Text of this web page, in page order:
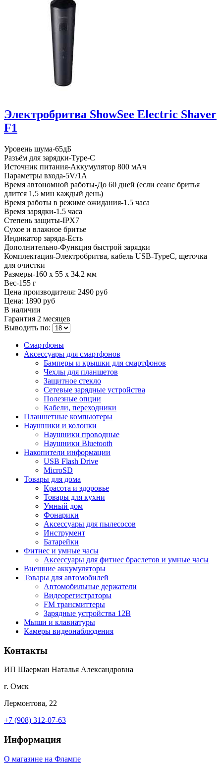
Электробритва ShowSee Electric Shaver
F1
Уровень шума-65дБ
Разъём для зарядки-Type-C
Источник питания-Аккумулятор 800 мАч
Параметры входа-5V/1A
Время автономной работы-До 60 дней (если сеанс бритья
длится 1,5 мин каждый день)
Время работы в режиме ожидания-1.5 часа
Время зарядки-1.5 часа
Степень защиты-IPX7
Сухое и влажное бритье
Индикатор заряда-Есть
Дополнительно-Функция быстрой зарядки
Комплектация-Электробритва, кабель USB-TypeC, щеточка
для очистки
Размеры-160 x 55 x 34.2 мм
Вес-155 г
Цена производителя: 2490 руб
Цена: 1890 руб
В наличии
Гарантия 2 месяцев
Выводить по:
Смартфоны
Аксессуары для смартфонов
Бамперы и крышки для смартфонов
Чехлы для планшетов
Защитное стекло
Сетевые зарядные устройства
Полезные опции
Кабели, переходники
Планшетные компьютеры
Наушники и колонки
Наушники проводные
Наушники Bluetooth
Накопители информации
USB Flash Drive
MicroSD
Товары для дома
Красота и здоровье
Товары для кухни
Умный дом
Фонарики
Аксессуары для пылесосов
Инструмент
Батарейки
Фитнес и умные часы
Аксессуары для фитнес браслетов и умные часы
Внешние аккумуляторы
Товары для автомобилей
Автомобильные держатели
Видеорегистраторы
FM трансмиттеры
Зарядные устройства 12В
Мыши и клавиатуры
Камеры видеонаблюдения
Контакты
ИП Шаерман Наталья Александровна
г. Омск
Лермонтова, 22
+7 (908) 312-07-63
Информация
О магазине на Флампе